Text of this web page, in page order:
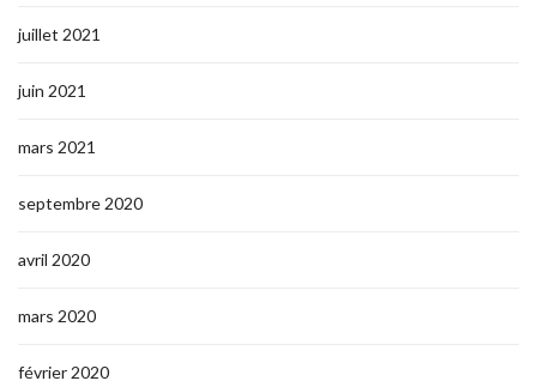
juillet 2021
juin 2021
mars 2021
septembre 2020
avril 2020
mars 2020
février 2020